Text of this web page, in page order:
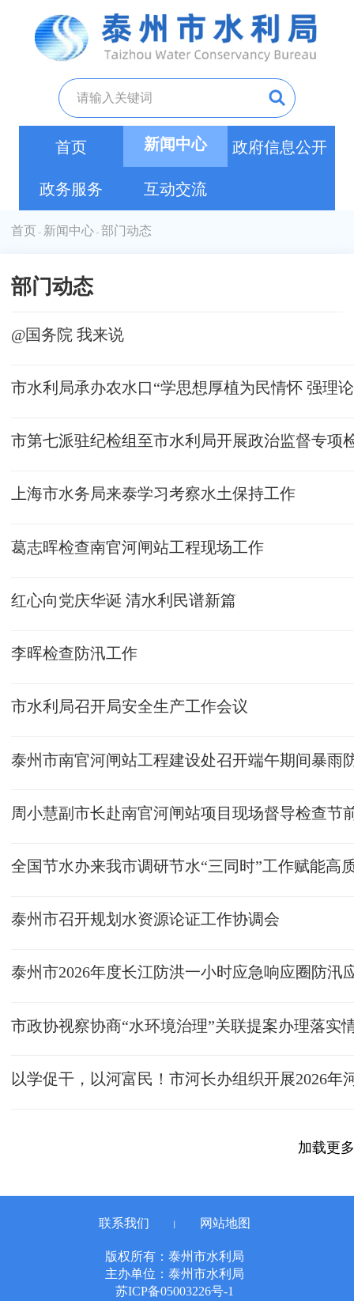
首页 新闻中心 政府信息公开
政务服务 互动交流
首页 > 新闻中心 > 部门动态
部门动态
@国务院 我来说
市第七派驻纪检组至市水利局开展政治监督专项
上海市水务局来泰学习考察水土保持工作
葛志晖检查南官河闸站工程现场工作
红心向党庆华诞 清水利民谱新篇
李晖检查防汛工作
市水利局召开局安全生产工作会议
泰州市南官河闸站工程建设处召开端午期间暴雨
全国节水办来我市调研节水“三同时”工作赋能高
泰州市召开规划水资源论证工作协调会
市政协视察协商“水环境治理”关联提案办理落实
加载更
联系我们 网站地图
版权所有：泰州市水利局
主办单位：泰州市水利局
苏ICP备05003226号-1